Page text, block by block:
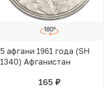
5 афгани 1961 года (SH
1340) Афганистан
165 руб.В КОРЗИНЕ